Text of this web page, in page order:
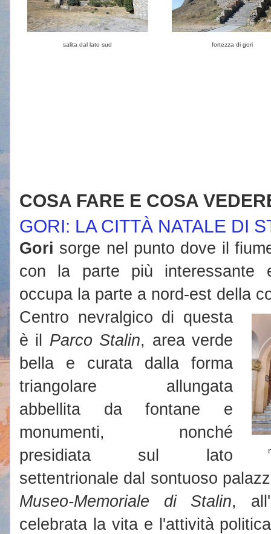
salita dal lato sud fortezza di gori
COSA FARE E COSA
GORI: LA CITTÀ NATALE DI
Gori sorge nel punto dove il
con la parte più interessante
occupa la parte a nord-est della
Centro nevralgico di questa
è il Parco Stalin, area verde
bella e curata dalla forma
triangolare allungata
abbellita da fontane e
monumenti, nonché
presidiata sul lato
settentrionale dal sontuoso
Museo-Memoriale di Stalin,
celebrata la vita e l'attività